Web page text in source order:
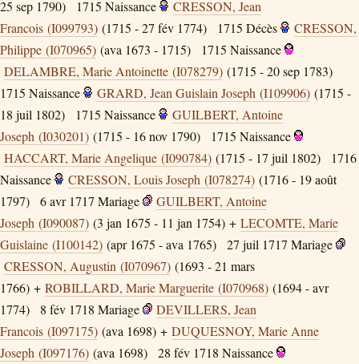
25 sep 1790)
1715 Naissance
CRESSON, Jean
Francois (I099793) (1715 - 27 fév 1774) 1715 Décès
CRESSON,
Philippe (I070965) (ava 1673 - 1715) 1715 Naissance
DELAMBRE, Marie Antoinette (I078279) (1715 - 20 sep 1783)
1715 Naissance GRARD, Jean Guislain Joseph (I109906) (1715 -
18 juil 1802)
1715 Naissance
GUILBERT, Antoine
Joseph (I030201) (1715 - 16 nov 1790) 1715 Naissance
HACCART, Marie Angelique (I090784) (1715 - 17 juil 1802)
1716
Naissance
CRESSON, Louis Joseph (I078274) (1716 - 19 août
1797)
6 avr 1717 Mariage
GUILBERT, Antoine
Joseph (I090087) (3 jan 1675 - 11 jan 1754) + LECOMTE, Marie
Guislaine (I100142) (apr 1675 - ava 1765) 27 juil 1717 Mariage
CRESSON, Augustin (I070967) (1693 - 21 mars
1766) + ROBILLARD, Marie Marguerite (I070968) (1694 - avr
1774)
8 fév 1718 Mariage
DEVILLERS, Jean
Francois (I097175) (ava 1698) + DUQUESNOY, Marie Anne
Joseph (I097176) (ava 1698) 28 fév 1718 Naissance